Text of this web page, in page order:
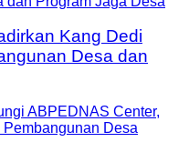
Kang Dedi
Desa dan